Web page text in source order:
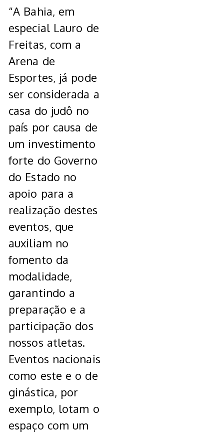
“A Bahia, em
especial Lauro de
Freitas, com a
Arena de
Esportes, já pode
ser considerada a
casa do judô no
país por causa de
um investimento
forte do Governo
do Estado no
apoio para a
realização destes
eventos, que
auxiliam no
fomento da
modalidade,
garantindo a
preparação e a
participação dos
nossos atletas.
Eventos nacionais
como este e o de
ginástica, por
exemplo, lotam o
espaço com um